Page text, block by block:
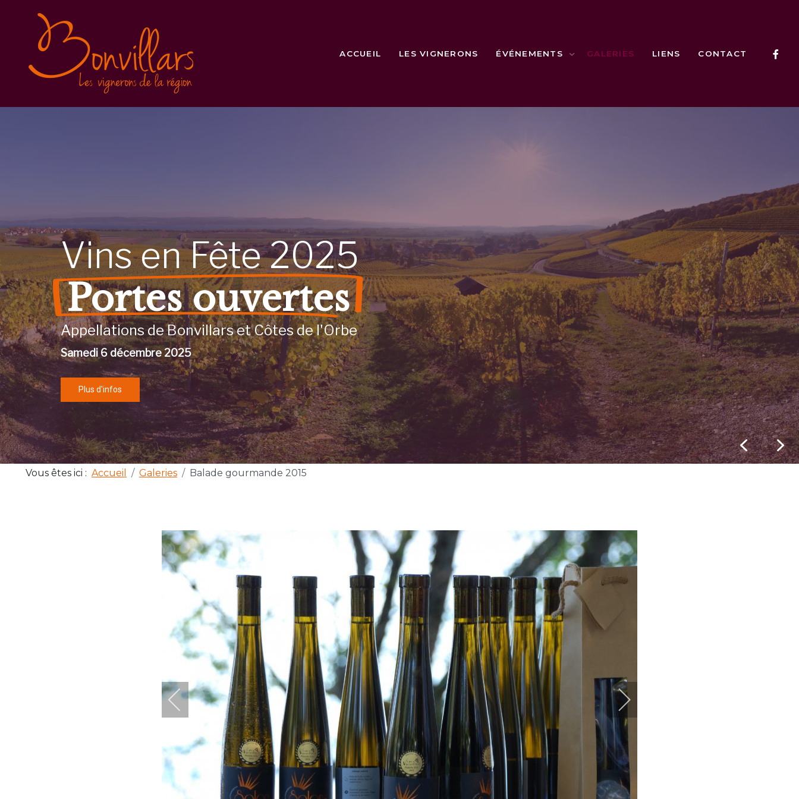
ACCUEIL LES VIGNERONS ÉVÉNEMENTS GALERIES LIENS CONTACT
VinsenFête2025
Portes ouvertes
Appellations de Bonvillars et Côtes de l'Orbe
Samedi 6 décembre 2025
Plus d'infos
Vous êtes ici : Accueil Galeries Balade gourmande 2015
Vins en Fête 2025
Balade gourmande
Inscription
Conditions générales
Vins en Fête 2023